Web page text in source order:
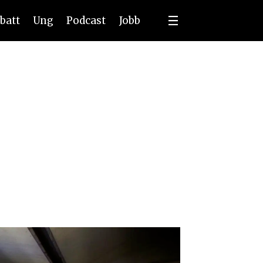
Ung Podcast Jobb